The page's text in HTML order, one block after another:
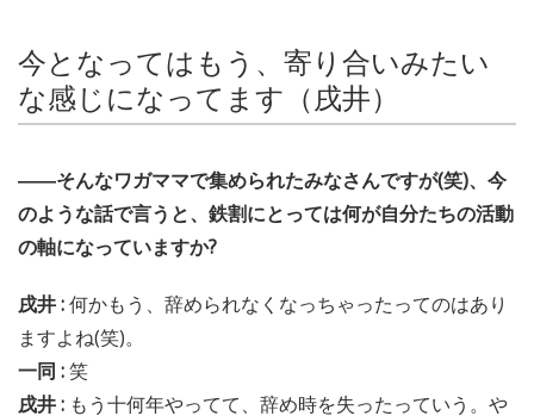
今となってはもう、寄り合いみたい
な感じになってます（戌井）
――そんなワガママで集められたみなさんですが(笑)、今
のような話で言うと、鉄割にとっては何が自分たちの活動
の軸になっていますか?
戌井 :何かもう、辞められなくなっちゃったってのはあり
ますよね(笑)。
一同 :笑
戌井 : もう十何年やってて、辞め時を失ったっていう。や